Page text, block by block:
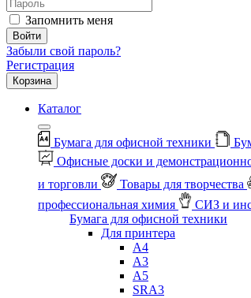
Запомнить меня
Войти
Забыли свой пароль?
Регистрация
Корзина
Каталог
Бумага для офисной техники
Офисные доски и
и торговли
Товары для творчества
профессиональная химия
СИЗ и
Бумага для офисной техники
Для принтера
А4
А3
А5
SRA3